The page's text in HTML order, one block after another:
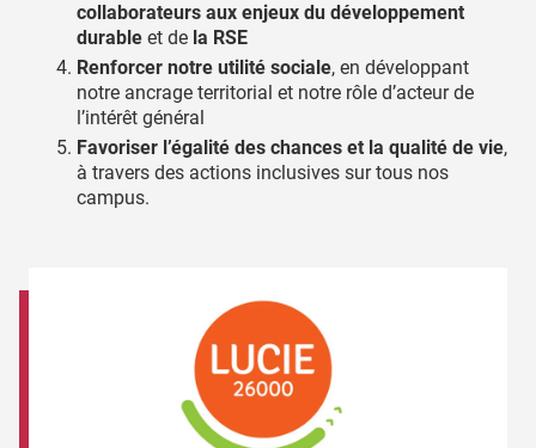
collaborateurs aux enjeux du développement
durable et de la RSE
Renforcer notre utilité sociale, en développant
notre ancrage territorial et notre rôle d’acteur de
l’intérêt général
Favoriser l’égalité des chances et la qualité de vie,
à travers des actions inclusives sur tous nos
campus.